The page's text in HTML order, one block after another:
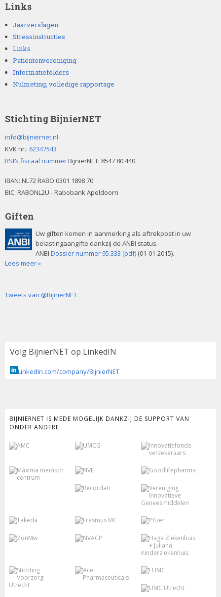
Links
Jaarverslagen
Stressinstructies
Links
Patiëntenvereniging
Informatiefolders
Nulmeting, volledige rapportage
Stichting BijnierNET
info@bijniernet.nl
KVK nr.: 62347543
RSIN fiscaal nummerBijnierNET: 8547 80 440
IBAN: NL72 RABO 0301 1898 70
BIC: RABONL2U - Rabobank Apeldoorn
Giften
Uw giften komen in aanmerking als aftrekpost in uw
belastingaangifte dankzij de ANBI status.
ANBI Dossier nummer 95.333 (pdf) (01-01-2015).
Lees meer »
Tweets van @BijnierNET
Volg BijnierNET op LinkedIN
LinkedIn.com/company/BijnierNET
BIJNIERNET IS MEDE MOGELIJK DANKZIJ DE SUPPORT VAN
ONDER ANDERE: